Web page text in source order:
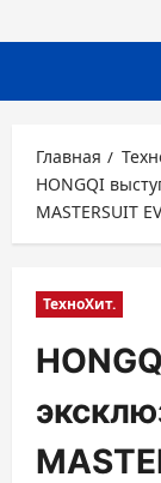
Главная
HONGQI
MASTERSUIT
ТехноХит.